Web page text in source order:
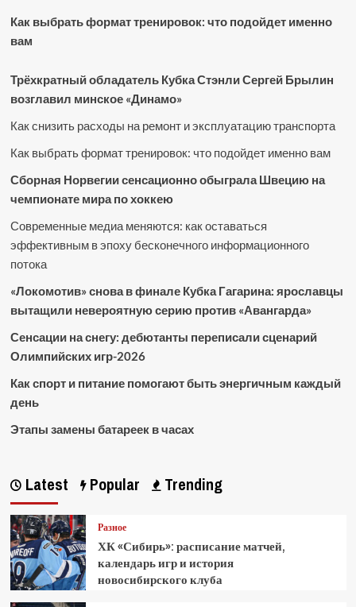
Как выбрать формат тренировок: что подойдет именно
вам
Трёхкратный обладатель Кубка Стэнли Сергей Брылин
возглавил минское «Динамо»
Как снизить расходы на ремонт и эксплуатацию транспорта
Как выбрать формат тренировок: что подойдет именно вам
Сборная Норвегии сенсационно обыграла Швецию на
чемпионате мира по хоккею
Современные медиа меняются: как оставаться
эффективным в эпоху бесконечного информационного
потока
«Локомотив» снова в финале Кубка Гагарина: ярославцы
вытащили невероятную серию против «Авангарда»
Сенсации на снегу: дебютанты переписали сценарий
Олимпийских игр-2026
Как спорт и питание помогают быть энергичным каждый
день
Этапы замены батареек в часах
Latest Popular Trending
Разное
ХК «Сибирь»: расписание матчей,
календарь игр и история
новосибирского клуба